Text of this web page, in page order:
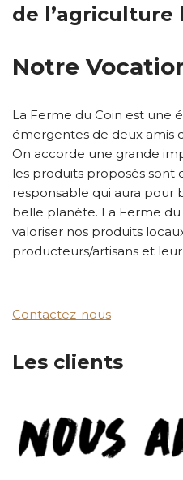
de l’agriculture
Notre
La Ferme du Coin est une
émergentes de deux amis
On accorde une grande
les produits proposés sont
responsable qui aura pour
belle planète. La Ferme du
valoriser nos produits
producteurs/artisans et leur
Contactez-nous
Les clients